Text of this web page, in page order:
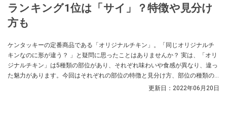
ランキング1位は「サイ」？特徴や見分け
方も
ケンタッキーの定番商品である「オリジナルチキン」。「同じオリジナルチ
キンなのに形が違う？ 」と疑問に思ったことはありませんか？ 実は、「オリ
ジナルチキン」は5種類の部位があり、それぞれ味わいや食感が異なり、違っ
た魅力があります。今回はそれぞれの部位の特徴と見分け方、部位の種類の
組み合わせはどう決まるのか？ 好みの部位を指定できるのか？ について裏技
更新日： 2022年06月20日